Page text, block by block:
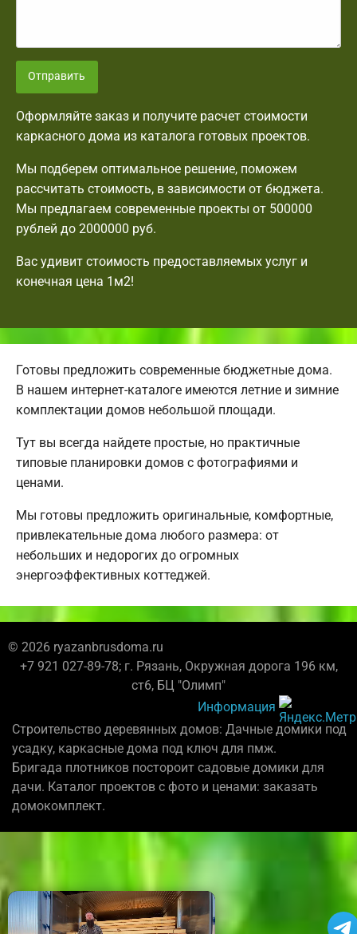
Отправить
Оформляйте заказ и получите расчет стоимости
каркасного дома из каталога готовых проектов.
Мы подберем оптимальное решение, поможем
рассчитать стоимость, в зависимости от бюджета.
Мы предлагаем современные проекты от 500000
рублей до 2000000 руб.
Вас удивит стоимость предоставляемых услуг и
конечная цена 1м2!
Готовы предложить современные бюджетные дома.
В нашем интернет-каталоге имеются летние и зимние
комплектации домов небольшой площади.
Тут вы всегда найдете простые, но практичные
типовые планировки домов с фотографиями и
ценами.
Мы готовы предложить оригинальные, комфортные,
привлекательные дома любого размера: от
небольших и недорогих до огромных
энергоэффективных коттеджей.
© 2026 ryazanbrusdoma.ru
+7 921 027-89-78; г. Рязань, Окружная дорога 196 км,
ст6, БЦ "Олимп"
Информация
Строительство деревянных домов: Дачные домики под
усадку, каркасные дома под ключ для пмж.
Бригада плотников постороит садовые домики для
дачи. Каталог проектов с фото и ценами: заказать
домокомплект.